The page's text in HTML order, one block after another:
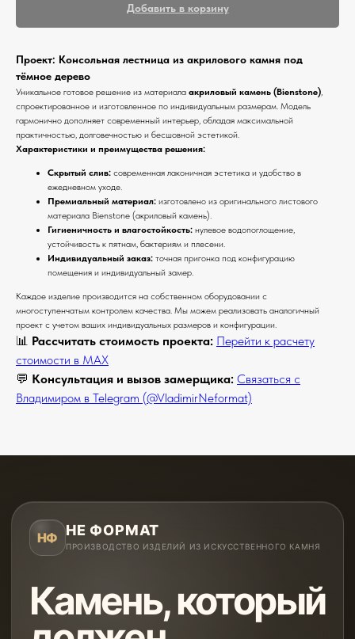
Кухонная техника
Подбор под столешницу
Разделочные доски
Аксессуары из камня
Добавить в корзину
Проект: Консольная лестница из акрилового камня под
тёмное дерево
Уникальное готовое решение из материала акриловый камень (Bienstone),
спроектированное и изготовленное по индивидуальным размерам. Модель
гармонично дополняет современный интерьер, обладая максимальной
практичностью, долговечностью и бесшовной эстетикой.
Характеристики и преимущества решения:
Скрытый слив: современная лаконичная эстетика и удобство в
ежедневном уходе.
Премиальный материал: изготовлено из оригинального листового
материала Bienstone (акриловый камень).
Гигиеничность и влагостойкость: нулевое водопоглощение,
устойчивость к пятнам, бактериям и плесени.
Индивидуальный заказ: точная пригонка под конфигурацию
помещения и индивидуальный замер.
Каждое изделие производится на собственном оборудовании с
многоступенчатым контролем качества. Мы можем реализовать аналогичный
проект с учетом ваших индивидуальных размеров и конфигурации.
📊 Рассчитать стоимость проекта: Перейти к расчету
стоимости в MAX
💬 Консультация и вызов замерщика: Связаться с
Владимиром в Telegram (@VladimirNeformat)
НФ НЕ ФОРМАТ
ПРОИЗВОДСТВО ИЗДЕЛИЙ ИЗ ИСКУССТВЕННОГО КАМНЯ
Камень, который